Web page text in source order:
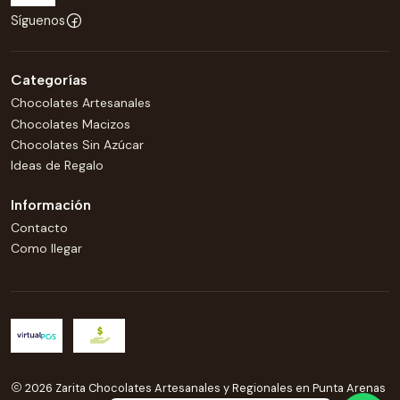
Síguenos
Categorías
Chocolates Artesanales
Chocolates Macizos
Chocolates Sin Azúcar
Ideas de Regalo
Información
Contacto
Como llegar
2026 Zarita Chocolates Artesanales y Regionales en Punta Arenas